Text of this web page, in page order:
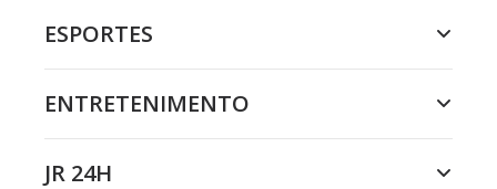
ESPORTES
ENTRETENIMENTO
JR 24H